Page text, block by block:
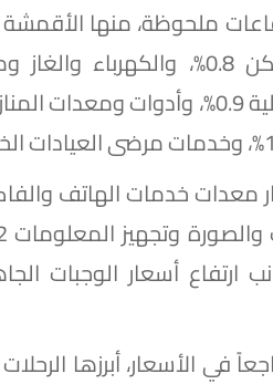
ملحوظة، منها الأقمشة
الأسعار، أبرزها